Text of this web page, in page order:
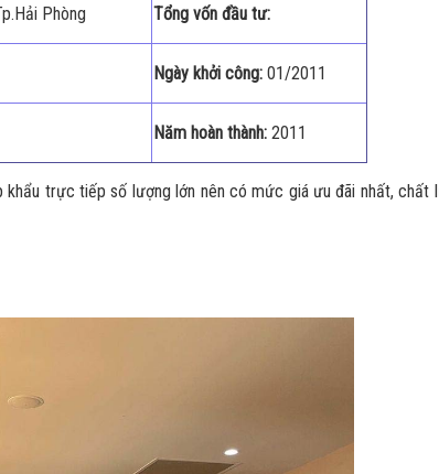
Phòng Tổng vốn đầu tư:
Ngày khởi công: 01/2011
Năm hoàn thành: 2011
trực tiếp số lượng lớn nên có mức giá ưu đãi nhất, chất